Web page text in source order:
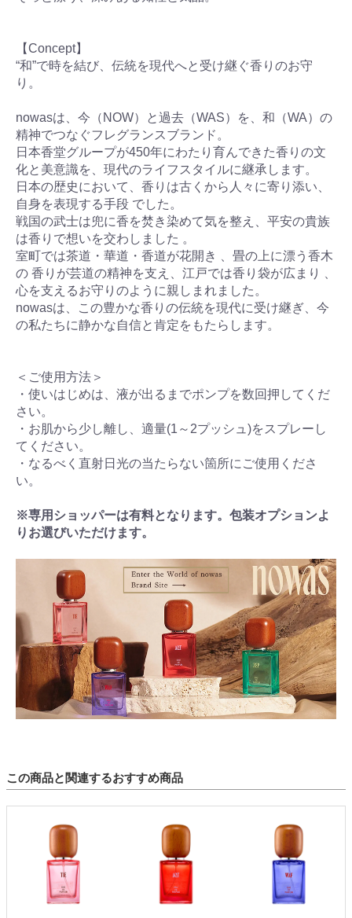
【Concept】
“和”で時を結び、伝統を現代へと受け継ぐ香りのお守
り。
nowasは、今（NOW）と過去（WAS）を、和（WA）の
精神でつなぐフレグランスブランド。
日本香堂グループが450年にわたり育んできた香りの文
化と美意識を、現代のライフスタイルに継承します。
日本の歴史において、香りは古くから人々に寄り添い、
自身を表現する手段 でした。
戦国の武士は兜に香を焚き染めて気を整え、平安の貴族
は香りで想いを交わしました 。
室町では茶道・華道・香道が花開き 、畳の上に漂う香木
の 香りが芸道の精神を支え、江戸では香り袋が広まり 、
心を支えるお守りのように親しまれました。
nowasは、この豊かな香りの伝統を現代に受け継ぎ、今
の私たちに静かな自信と肯定をもたらします。
＜ご使用方法＞
・使いはじめは、液が出るまでポンプを数回押してくだ
さい。
・お肌から少し離し、適量(1～2プッシュ)をスプレーし
てください。
・なるべく直射日光の当たらない箇所にご使用くださ
い。
※専用ショッパーは有料となります。包装オプションよ
りお選びいただけます。
この商品と関連するおすすめ商品